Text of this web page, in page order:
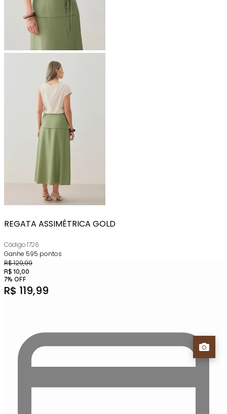
REGATA ASSIMÉTRICA GOLD
Código1726
Ganhe 595 pontos
R$129,99
R$ 10,00
7% OFF
R$ 119,99